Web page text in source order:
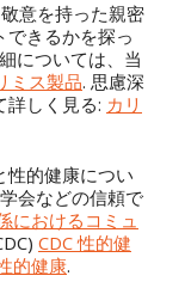
意を持った親密
できるかを探っ
については、当
ミス製品. 思慮深
詳しく見る: カリ
性的健康につい
会などの信頼で
におけるコミュ
CDC 性的健
的健康.